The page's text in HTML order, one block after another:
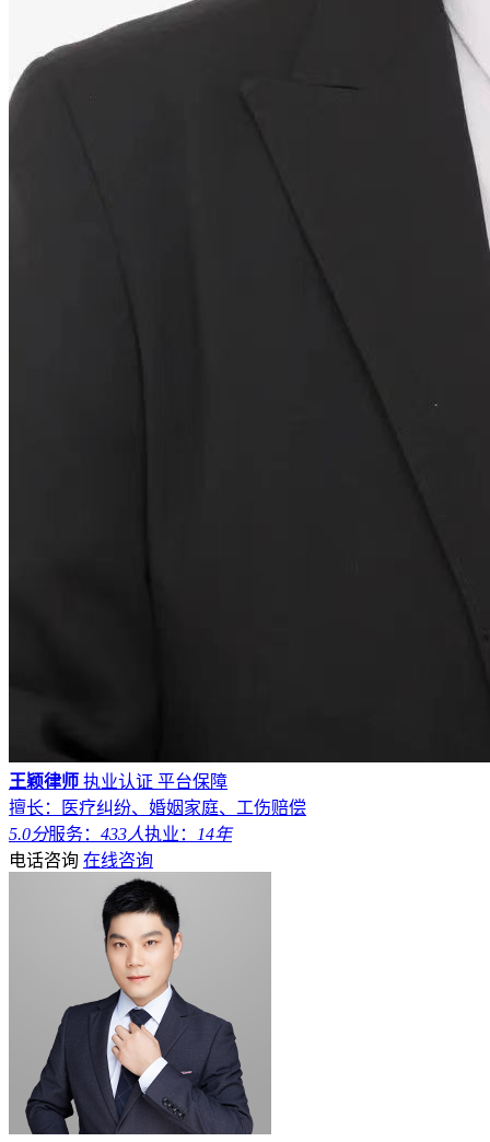
王颖律师 执业认证 平台保障
擅长：医疗纠纷、婚姻家庭、工伤赔偿
5.0分服务： 433人执业：
14年
电话咨询 在线咨询